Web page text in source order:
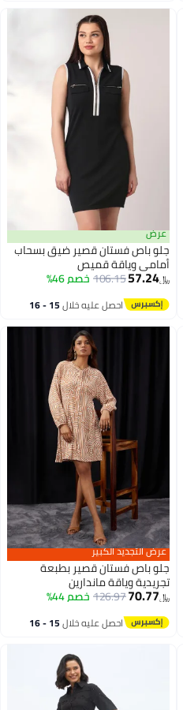
عرض
جلو باص فستان قصير ضيق بسحاب
أمامي وياقة قميص
﷼‏57.24
106.15خصم 46%
احصل عليه خلال 15 - 16
عرض التجديد الكبير
جلو باص فستان قصير بطبعة
تجريدية وياقة ماندارين
﷼‏70.77
126.97خصم 44%
احصل عليه خلال 15 - 16